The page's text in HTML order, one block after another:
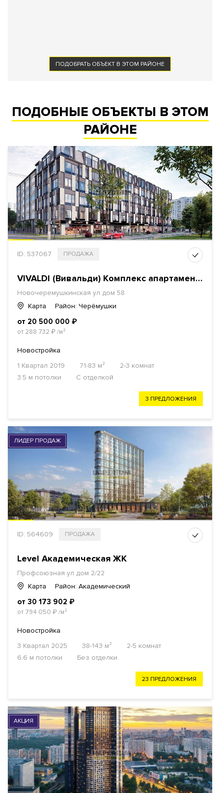
ПОДОБРАТЬ ОБЪЕКТ В ЭТОМ РАЙОНЕ
ПОДОБНЫЕ ОБЪЕКТЫ В ЭТОМ
РАЙОНЕ
ID: 537067 ПРОДАЖА
VIVALDI (Вивальди) Комплекс апартаментов
Новочеремушкинская ул дом 58
Карта
Район: Черёмушки
от 20 500 000 ₽
от 288 732 ₽/м²
Новостройка
1 Квартал 2019
71-83 м²
2-3 комнат
3.5 м потолки
С отделкой
3 ПРЕДЛОЖЕНИЯ
ЛИДЕР ПРОДАЖ
ID: 564609 ПРОДАЖА
Level Академическая ЖК
Профсоюзная ул дом 2/22
Карта
Район: Академический
от 30 173 902 ₽
от 794 050 ₽/м²
Новостройка
3 Квартал 2025
38-143 м²
2-5 комнат
6.6 м потолки
Без отделки
23 ПРЕДЛОЖЕНИЯ
АКЦИЯ